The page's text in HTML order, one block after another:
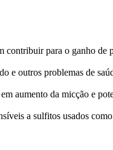
contribuir para o ganho de
e outros problemas de
aumento da micção e
a sulfitos usados